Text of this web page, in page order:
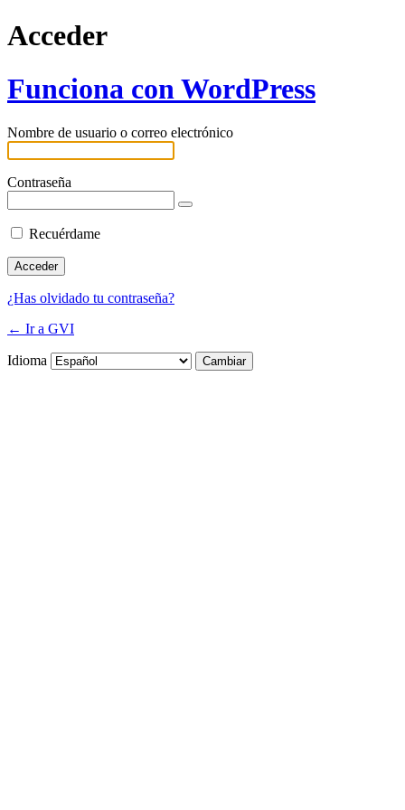
Acceder
Funciona con WordPress
Nombre de usuario o correo electrónico
Contraseña
Recuérdame
¿Has olvidado tu contraseña?
← Ir a GVI
Idioma